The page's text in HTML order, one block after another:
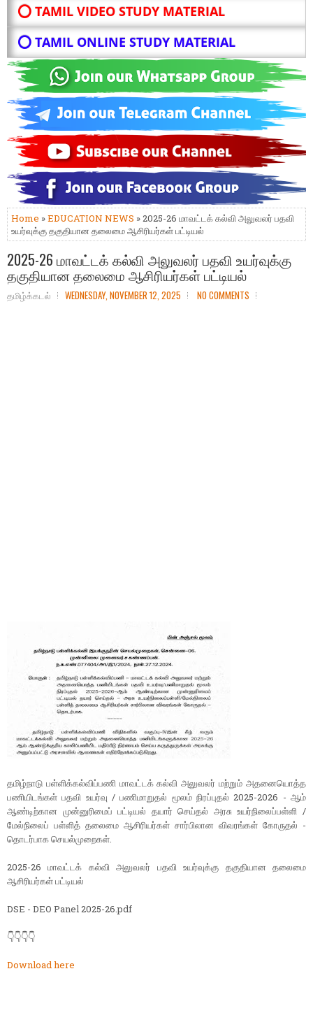
⭕ TAMIL VIDEO STUDY MATERIAL
⭕ TAMIL ONLINE STUDY MATERIAL
Home »EDUCATION NEWS » 2025-26 மாவட்டக் கல்வி அலுவலர் பதவி
உயர்வுக்கு தகுதியான தலைமை ஆசிரியர்கள் பட்டியல்
2025-26 மாவட்டக் கல்வி அலுவலர் பதவி உயர்வுக்கு
தகுதியான தலைமை ஆசிரியர்கள் பட்டியல்
தமிழ்க்கடல் WEDNESDAY, NOVEMBER 12, 2025 NO COMMENTS
தமிழ்நாடு பள்ளிக்கல்விப்பணி மாவட்டக் கல்வி அலுவலர் மற்றும் அதனையொத்த
பணியிடங்கள் பதவி உயர்வு / பணிமாறுதல் மூலம் நிரப்புதல் 2025-2026 - ஆம்
ஆண்டிற்கான முன்னுரிமைப் பட்டியல் தயார் செய்தல் அரசு உயர்நிலைப்பள்ளி /
மேல்நிலைப் பள்ளித் தலைமை ஆசிரியர்கள் சார்பிலான விவரங்கள் கோருதல் -
தொடர்பாக செயல்முறைகள்.
2025-26 மாவட்டக் கல்வி அலுவலர் பதவி உயர்வுக்கு தகுதியான தலைமை
ஆசிரியர்கள் பட்டியல்
DSE - DEO Panel 2025-26.pdf
👇👇👇👇
Download here